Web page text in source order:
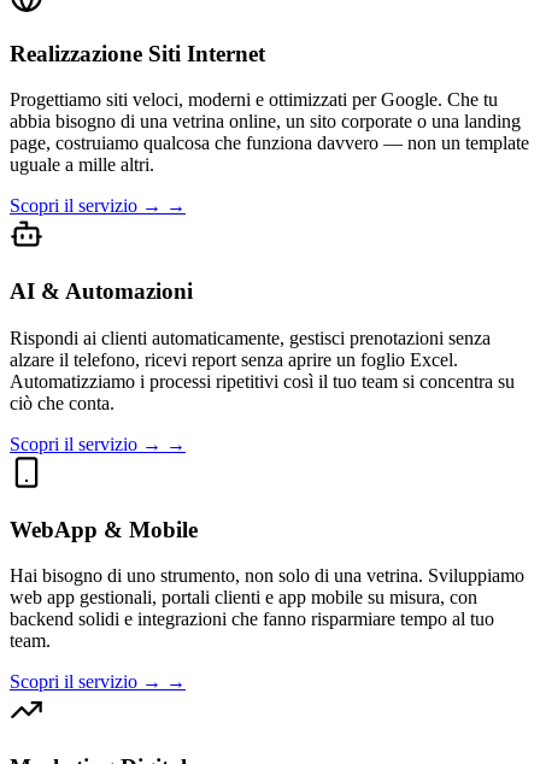
Realizzazione Siti Internet
Progettiamo siti veloci, moderni e ottimizzati per Google. Che tu
abbia bisogno di una vetrina online, un sito corporate o una landing
page, costruiamo qualcosa che funziona davvero — non un template
uguale a mille altri.
Scopri il servizio → →
AI & Automazioni
Rispondi ai clienti automaticamente, gestisci prenotazioni senza
alzare il telefono, ricevi report senza aprire un foglio Excel.
Automatizziamo i processi ripetitivi così il tuo team si concentra su
ciò che conta.
Scopri il servizio → →
WebApp & Mobile
Hai bisogno di uno strumento, non solo di una vetrina. Sviluppiamo
web app gestionali, portali clienti e app mobile su misura, con
backend solidi e integrazioni che fanno risparmiare tempo al tuo
team.
Scopri il servizio → →